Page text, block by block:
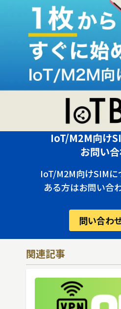
IoT/M2M向け
お問い
IoT/M2M向けSIM
ある方はお問い合
問い合わ
関連記事